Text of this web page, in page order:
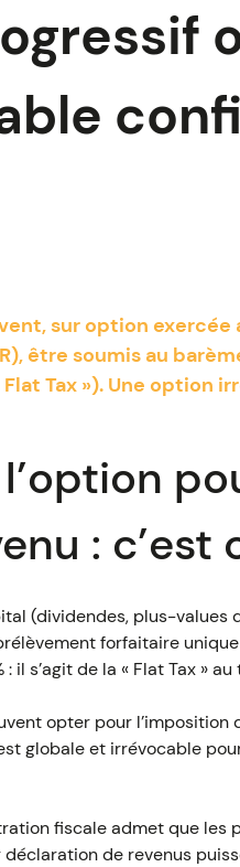
sur option
être soumis au
Tax »). Une option
: c’est
(dividendes, plus-
forfaitaire unique
il s’agit de la « Flat Tax »
opter pour l’imposition
globale et irrévocable
fiscale admet que les
de revenus